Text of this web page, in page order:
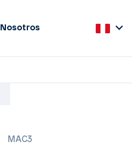
Nosotros
MAC3